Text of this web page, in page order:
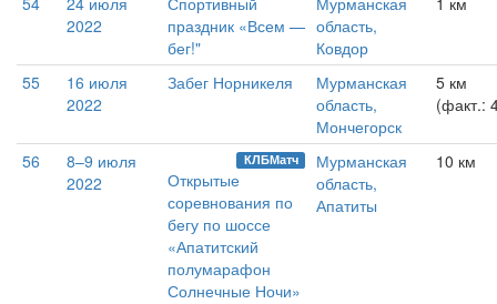
2022
праздник «Всем —
бег!"
область,
Ковдор
55
16 июля
2022
Забег Норникеля
Мурманская
область,
Мончегорск
5 км
(факт.:
56
8–9 июля
2022
КЛБМатч
Открытые
соревнования по
бегу по шоссе
«Апатитский
полумарафон
Солнечные Ночи»
Мурманская
область,
Апатиты
10 км